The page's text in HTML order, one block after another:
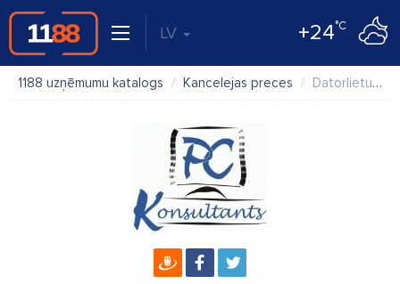
LV +24°C
1188 uzņēmumu katalogs Kancelejas preces Datorlietu un kancelejas preču veikals “PC Konsultants”